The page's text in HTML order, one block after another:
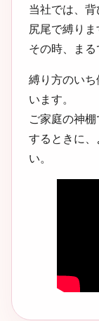
当社では、背
尻尾で縛りま
その時、まる
縛り方のい
います。
ご家庭の神
するときに
い。